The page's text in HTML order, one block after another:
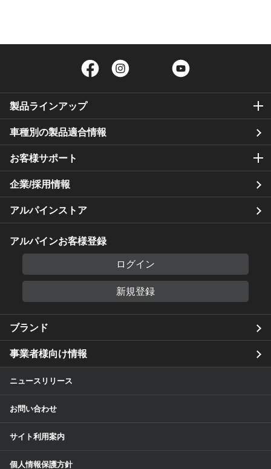
Facebook Twitter
製品ラインアップ
車種別の製品適合情報
お客様サポート
企業/採用情報
アルパインストア
アルパインお客様登録
ログイン
新規登録
ブランド
事業者様向け情報
ニュースリリース
お問い合わせ
サイト利用案内
個人情報保護方針